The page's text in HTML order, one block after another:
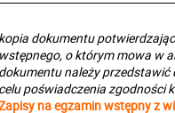
kopia dokumentu
wstępnego, o którym mowa w
dokumentu należy
celu poświadczenia zgodności
na egzamin wstępny z